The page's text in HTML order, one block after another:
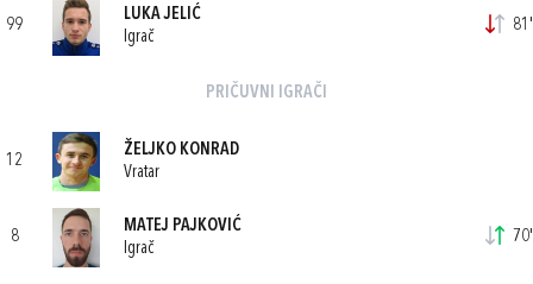
99
LUKA JELIĆ
Igrač
81'
PRIČUVNI IGRAČI
12
ŽELJKO KONRAD
Vratar
8
MATEJ PAJKOVIĆ
Igrač
70'